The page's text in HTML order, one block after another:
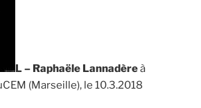
L – Raphaële Lannadèreà
(Marseille), le 10.3.2018